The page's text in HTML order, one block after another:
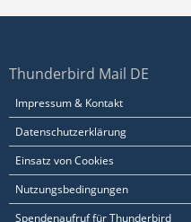
Thunderbird Mail DE
Impressum & Kontakt
Datenschutzerklärung
Einsatz von Cookies
Nutzungsbedingungen
Spendenaufruf für Thunderbird